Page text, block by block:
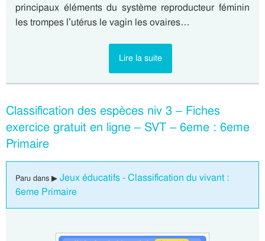
principaux éléments du système reproducteur féminin
les trompes l’utérus le vagin les ovaires…
Lire la suite
Classification des espèces niv 3 – Fiches
exercice gratuit en ligne – SVT – 6eme : 6eme
Primaire
Paru dans ▶ Jeux éducatifs - Classification du vivant :
6eme Primaire